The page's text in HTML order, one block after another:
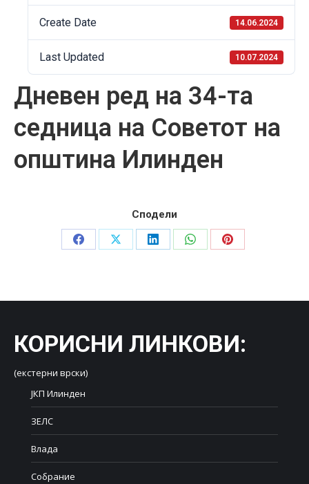
Create Date 14.06.2024
Last Updated 10.07.2024
Дневен ред на 34-та
седница на Советот на
општина Илинден
Сподели
Share
Share
Share
Share
Share
КОРИСНИ ЛИНКОВИ:
(екстерни врски)
ЈКП Илинден
ЗЕЛС
Влада
Собрание